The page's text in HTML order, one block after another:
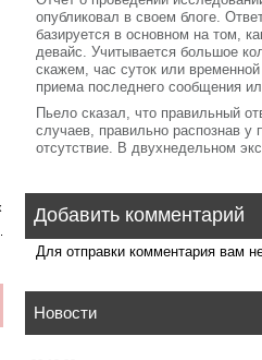
опубликовал в своем блоге.
базируется в основном на том,
девайс. Учитывается большое
скажем, час суток или
приема последнего сообщения
Пьело сказал, что правильный
случаев, правильно распознав у
отсутствие. В двухнедельном
Добавить комментарий
Для отправки комментария вам
Новости